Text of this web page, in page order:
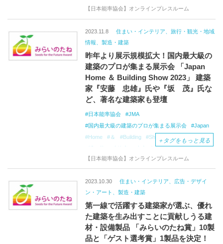
Japan
Home＆Building
Show
新潟工科大学大学院
学生プロジェクトデザインコンペティション
地域を想う、私の思い
【日本能率協会】オンラインプレスルーム
2023.11.8
住まい・インテリア、旅行・観光・地域
情報、製造・建築
昨年より展示規模拡大！国内最大級の
建築のプロが集まる展示会 「Japan
Home ＆ Building Show 2023」 建築
家『安藤 忠雄』氏や『坂 茂』氏な
ど、著名な建築家も登壇
日本能率協会
JMA
国内最大級の建築のプロが集まる展示会
Japan
Home
＆ Building Show
安藤 忠雄
ふるさと建材・家具見本市
団地・マンションリノベーション総合展
イノベーションオフィス総合展
＋ タグをもっと見る
【日本能率協会】オンラインプレスルーム
2023.10.30
住まい・インテリア、広告・デザイ
ン・アート、製造・建築
第一線で活躍する建築家が選ぶ、優れ
た建築を生み出すことに貢献しうる建
材・設備製品 「みらいのたね賞」10製
品と「ゲスト選考賞」1製品を決定！